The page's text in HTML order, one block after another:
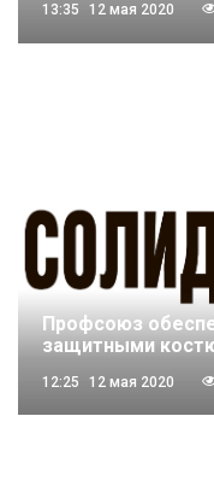
13:35 12 мая 2020
Профсоюз
защитными
12:25 12 мая 2020